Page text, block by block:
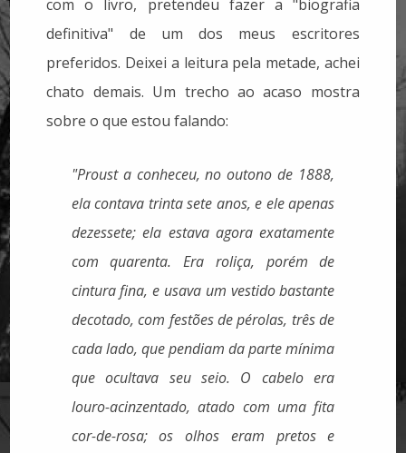
com o livro, pretendeu fazer a "biografia
definitiva" de um dos meus escritores
preferidos. Deixei a leitura pela metade, achei
chato demais. Um trecho ao acaso mostra
sobre o que estou falando:
"Proust a conheceu, no outono de 1888,
ela contava trinta sete anos, e ele apenas
dezessete; ela estava agora exatamente
com quarenta. Era roliça, porém de
cintura fina, e usava um vestido bastante
decotado, com festões de pérolas, três de
cada lado, que pendiam da parte mínima
que ocultava seu seio. O cabelo era
louro-acinzentado, atado com uma fita
cor-de-rosa; os olhos eram pretos e